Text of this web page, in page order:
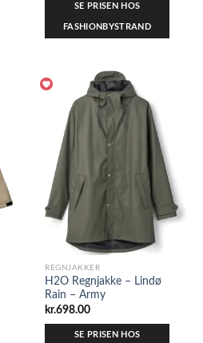
SE PRISEN HOS
FASHIONBYSTRAND
REGNJAKKER
H2O Regnjakke – Lindø
Rain – Army
kr.698.00
SE PRISEN HOS